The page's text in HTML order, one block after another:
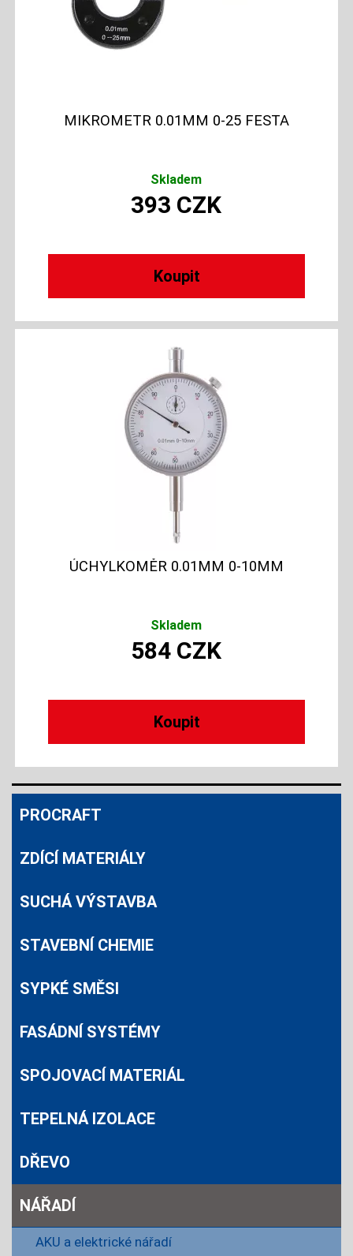
MIKROMETR 0.01MM 0-25 FESTA
Skladem
393 CZK
ÚCHYLKOMĚR 0.01MM 0-10MM
Skladem
584 CZK
PROCRAFT
ZDÍCÍ MATERIÁLY
SUCHÁ VÝSTAVBA
STAVEBNÍ CHEMIE
SYPKÉ SMĚSI
FASÁDNÍ SYSTÉMY
SPOJOVACÍ MATERIÁL
TEPELNÁ IZOLACE
DŘEVO
NÁŘADÍ
AKU a elektrické nářadí